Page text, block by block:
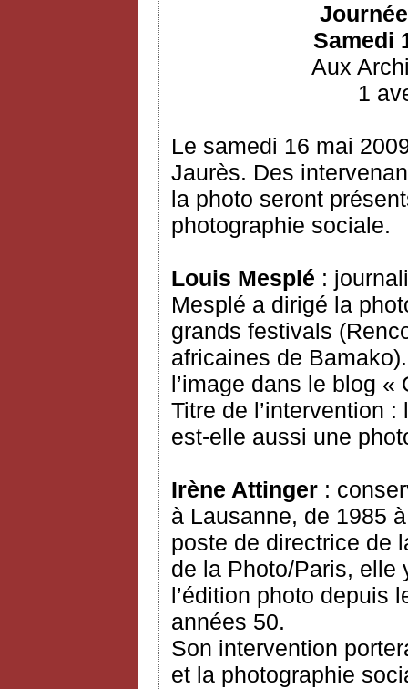
Samedi
Aux
1
Le samedi 16 mai
Jaurès. Des
la photo seront
photographie sociale.
Louis Mesplé :
Mesplé a dirigé la
grands festivals
africaines de
l’image dans le blog
Titre de l’intervention
est-elle aussi une
Irène Attinger :
à Lausanne, de 1985
poste de directrice de
de la Photo/Paris, elle
l’édition photo depuis
années 50.
Son intervention
et la photographie